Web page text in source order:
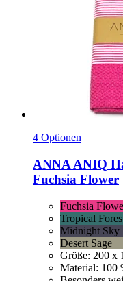
4 Optionen
ANNA ANIQ
Fuchsia Flower
Fuchsia
Tropical
Midnight Sky
Desert Sage
Größe: 200 x
Material: 100